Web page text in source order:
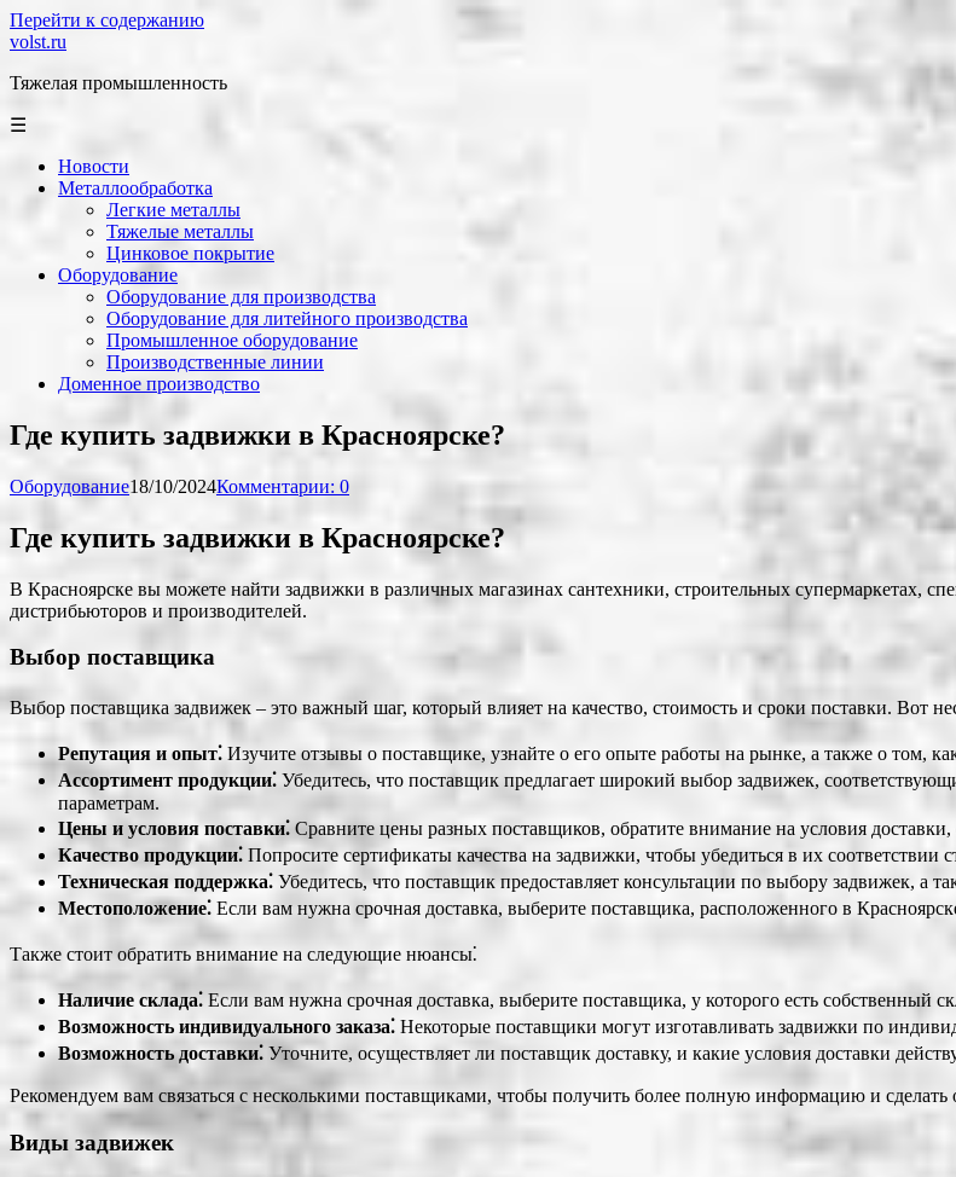
Перейти к содержанию
volst.ru
Тяжелая промышленность
☰
Новости
Металлообработка
Легкие металлы
Тяжелые металлы
Цинковое покрытие
Оборудование
Оборудование для производства
Оборудование для литейного производства
Промышленное оборудование
Производственные линии
Доменное производство
Где купить задвижки в Красноярске?
Оборудование18/10/2024Комментарии: 0
Где купить задвижки в Красноярске?
В Красноярске вы можете найти задвижки в различных магазинах сантехники, строительных супермаркетах,
дистрибьюторов и производителей.
Выбор поставщика
Выбор поставщика задвижек – это важный шаг, который влияет на качество, стоимость и сроки поставки. Вот
Репутация и опыт⁚ Изучите отзывы о поставщике, узнайте о его опыте работы на рынке, а также о том,
Ассортимент продукции⁚ Убедитесь, что поставщик предлагает широкий выбор задвижек,
параметрам.
Цены и условия поставки⁚ Сравните цены разных поставщиков, обратите внимание на условия
Качество продукции⁚ Попросите сертификаты качества на задвижки, чтобы убедиться в их соответствии
Техническая поддержка⁚ Убедитесь, что поставщик предоставляет консультации по выбору задвижек, а
Местоположение⁚ Если вам нужна срочная доставка, выберите поставщика, расположенного в
Также стоит обратить внимание на следующие нюансы⁚
Наличие склада⁚ Если вам нужна срочная доставка, выберите поставщика, у которого есть собственный
Возможность индивидуального заказа⁚ Некоторые поставщики могут изготавливать задвижки по
Возможность доставки⁚ Уточните, осуществляет ли поставщик доставку, и какие условия доставки
Рекомендуем вам связаться с несколькими поставщиками, чтобы получить более полную информацию и
Виды задвижек